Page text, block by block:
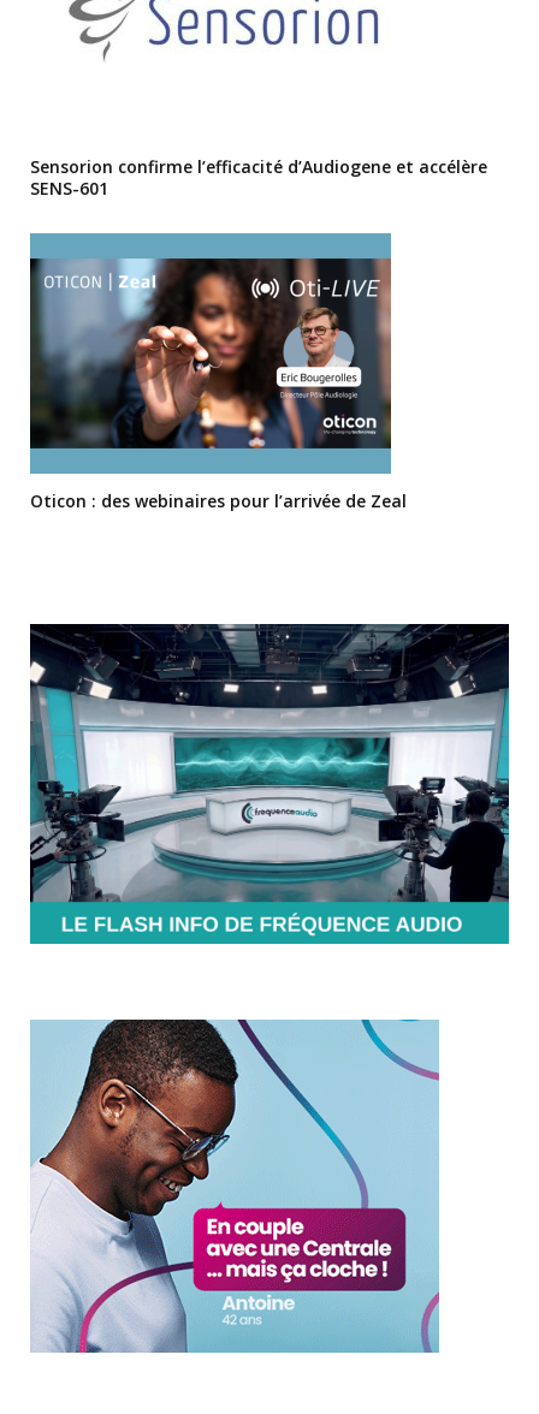
Sensorion confirme l’efficacité d’Audiogene et accélère
SENS-601
Oticon : des webinaires pour l’arrivée de Zeal